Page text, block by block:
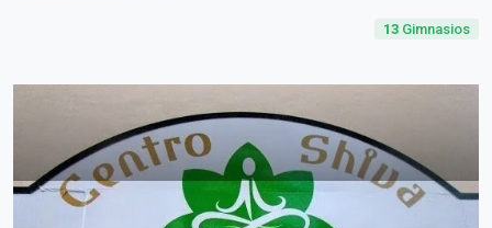
13 Gimnasios